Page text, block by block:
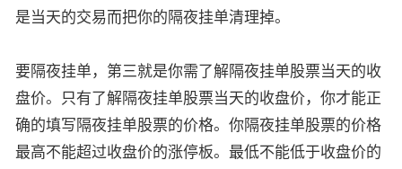
是当天的交易而把你的隔夜挂单清理掉。
要隔夜挂单，第三就是你需了解隔夜挂单股票当天的收
盘价。只有了解隔夜挂单股票当天的收盘价，你才能正
确的填写隔夜挂单股票的价格。你隔夜挂单股票的价格
最高不能超过收盘价的涨停板。最低不能低于收盘价的